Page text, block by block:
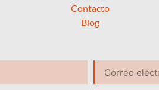
Contacto
Blog